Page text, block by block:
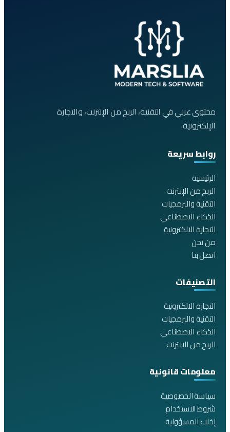
محتوى عربي في التقنية، الربح من الإنترنت، والتجارة
الإلكترونية.
روابط سريعة
الرئيسية
الربح من الإنترنت
التقنية والبرمجيات
الذكاء الاصطناعي
التجارة الالكترونية
من نحن
اتصل بنا
التصنيفات
التجارة الالكترونية
التقنية والبرمجيات
الذكاء الاصطناعي
الربح من الانترنت
معلومات قانونية
سياسة الخصوصية
شروط الاستخدام
إخلاء المسؤولية